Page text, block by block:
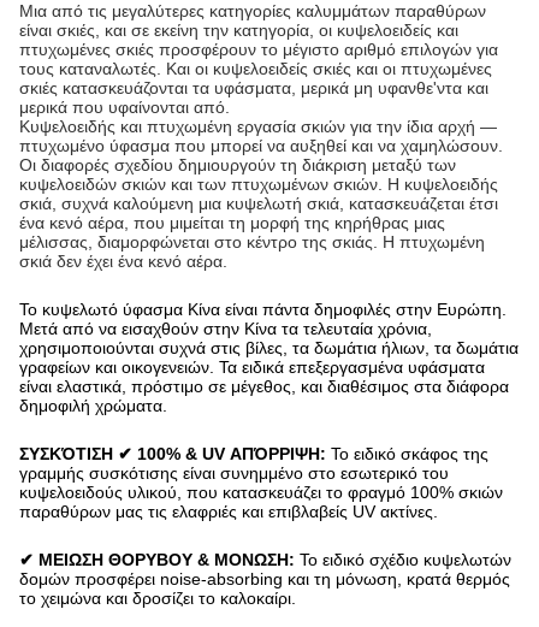
Μια από τις μεγαλύτερες κατηγορίες καλυμμάτων παραθύρων
είναι σκιές, και σε εκείνη την κατηγορία, οι κυψελοειδείς και
πτυχωμένες σκιές προσφέρουν το μέγιστο αριθμό επιλογών για
τους καταναλωτές. Και οι κυψελοειδείς σκιές και οι πτυχωμένες
σκιές κατασκευάζονται τα υφάσματα, μερικά μη υφανθε'ντα και
μερικά που υφαίνονται από.
Κυψελοειδής και πτυχωμένη εργασία σκιών για την ίδια αρχή —
πτυχωμένο ύφασμα που μπορεί να αυξηθεί και να χαμηλώσουν.
Οι διαφορές σχεδίου δημιουργούν τη διάκριση μεταξύ των
κυψελοειδών σκιών και των πτυχωμένων σκιών. Η κυψελοειδής
σκιά, συχνά καλούμενη μια κυψελωτή σκιά, κατασκευάζεται έτσι
ένα κενό αέρα, που μιμείται τη μορφή της κηρήθρας μιας
μέλισσας, διαμορφώνεται στο κέντρο της σκιάς. Η πτυχωμένη
σκιά δεν έχει ένα κενό αέρα.
Το κυψελωτό ύφασμα Κίνα είναι πάντα δημοφιλές στην Ευρώπη.
Μετά από να εισαχθούν στην Κίνα τα τελευταία χρόνια,
χρησιμοποιούνται συχνά στις βίλες, τα δωμάτια ήλιων, τα δωμάτια
γραφείων και οικογενειών. Τα ειδικά επεξεργασμένα υφάσματα
είναι ελαστικά, πρόστιμο σε μέγεθος, και διαθέσιμος στα διάφορα
δημοφιλή χρώματα.
ΣΥΣΚΌΤΙΣΗ ✔ 100% & UV ΑΠΌΡΡΙΨΗ: Το ειδικό σκάφος της
γραμμής συσκότισης είναι συνημμένο στο εσωτερικό του
κυψελοειδούς υλικού, που κατασκευάζει το φραγμό 100% σκιών
παραθύρων μας τις ελαφριές και επιβλαβείς UV ακτίνες.
✔ ΜΕΙΩΣΗ ΘΟΡΥΒΟΥ & ΜΟΝΩΣΗ: Το ειδικό σχέδιο κυψελωτών
δομών προσφέρει noise-absorbing και τη μόνωση, κρατά θερμός
το χειμώνα και δροσίζει το καλοκαίρι.